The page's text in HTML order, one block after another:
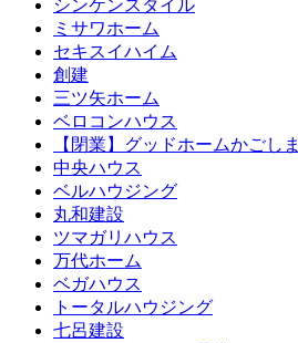
シンケンスタイル
ミサワホーム
セキスイハイム
創建
三ツ矢ホーム
ベロコンハウス
【閉業】グッドホームかごしま
中央ハウス
ベルハウジング
丸和建設
ツマガリハウス
万代ホーム
ベガハウス
トータルハウジング
七呂建設